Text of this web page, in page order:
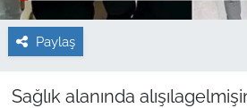
Paylaş
Sağlık alanında